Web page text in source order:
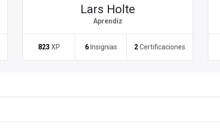
Lars Holte
Aprendiz
823 XP 6 Insignias 2Certificaciones